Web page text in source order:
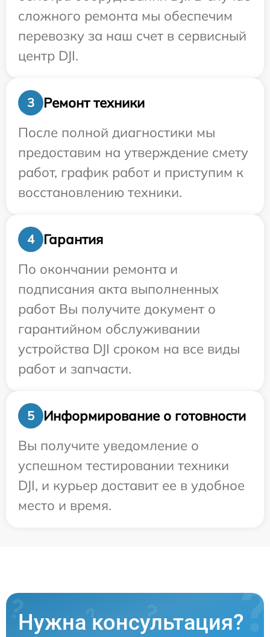
сложного ремонта мы обеспечим
перевозку за наш счет в сервисный
центр DJI.
3
Ремонт техники
После полной диагностики мы
предоставим на утверждение смету
работ, график работ и приступим к
восстановлению техники.
4
Гарантия
По окончании ремонта и
подписания акта выполненных
работ Вы получите документ о
гарантийном обслуживании
устройства DJI сроком на все виды
работ и запчасти.
5
Информирование о готовности
Вы получите уведомление о
успешном тестировании техники
DJI, и курьер доставит ее в удобное
место и время.
Нужна консультация?